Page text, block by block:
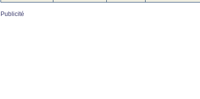
Publicité